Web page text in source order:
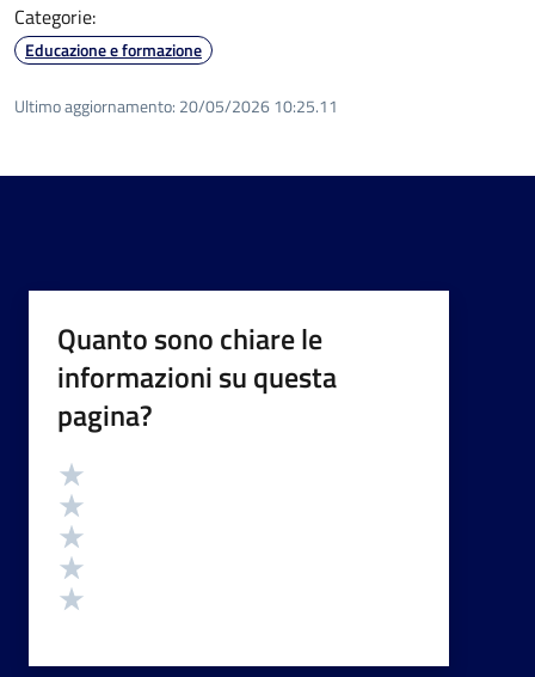
Categorie:
Educazione e formazione
Ultimo aggiornamento: 20/05/2026 10:25.11
Quanto sono chiare le
informazioni su questa
pagina?
Valutazione